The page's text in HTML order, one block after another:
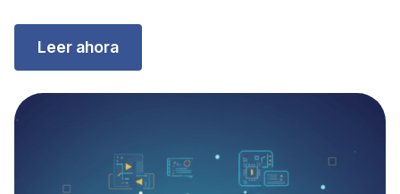
Leer ahora